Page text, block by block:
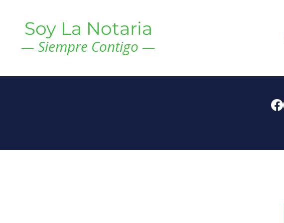
Soy La Notaria
— Siempre Contigo —